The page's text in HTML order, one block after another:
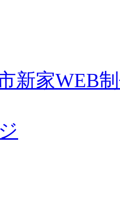
新家WEB